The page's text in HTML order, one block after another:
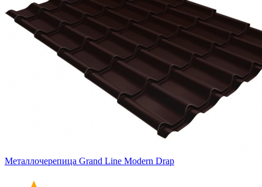
Металлочерепица Grand Line Modern Drap